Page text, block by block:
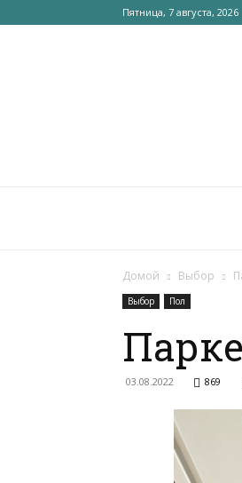
Пятница, 7 августа, 2026
Домой Выбор
Выбор Пол
03.08.2022 869